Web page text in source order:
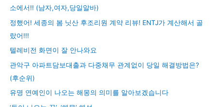
소에서!! (남자,여자,당일알바)
정했어! 세종의 봄 닛산 후조리원 계약 리뷰! ENTJ가 계산해서 골
랐어!!!
텔레비전 화면이 잘 안나와요
관악구 아파트담보대출과 다중채무 관계없이 당일 해결방법은?
(후순위)
유명 연예인이 나오는 해몽의 의미를 알아보겠습니다